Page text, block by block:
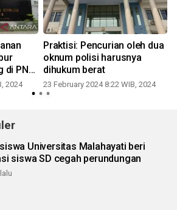
di PN
2024
Praktisi: Pencurian oleh dua
oknum polisi harusnya
dihukum berat
23 February 2024 8:22 WIB, 2024
Universitas Malahayati beri
siswa SD cegah perundungan